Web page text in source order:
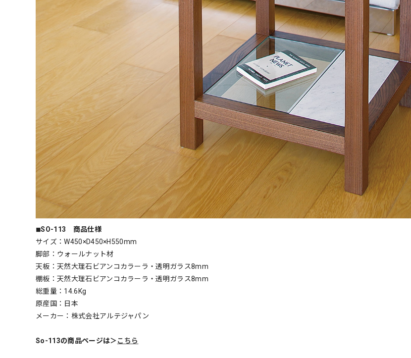
◾︎SO-113 商品仕様
サイズ：W450×D450×H550mm
脚部：ウォールナット材
天板：天然大理石ビアンコカラーラ・透明ガラス8mm
棚板：天然大理石ビアンコカラーラ・透明ガラス8mm
総重量：14.6Kg
原産国：日本
メーカー：株式会社アルテジャパン
So-113の商品ページは＞こちら